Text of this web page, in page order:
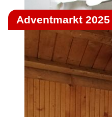
Adventmarkt 2025